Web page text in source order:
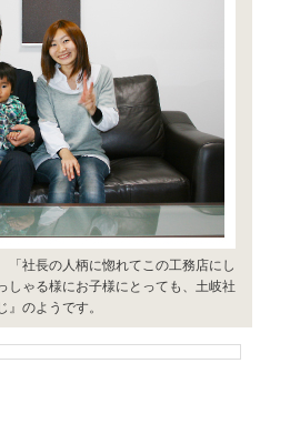
社長の人柄に惚れてこの工務店にし
しゃる様にお子様にとっても、土岐社
のようです。